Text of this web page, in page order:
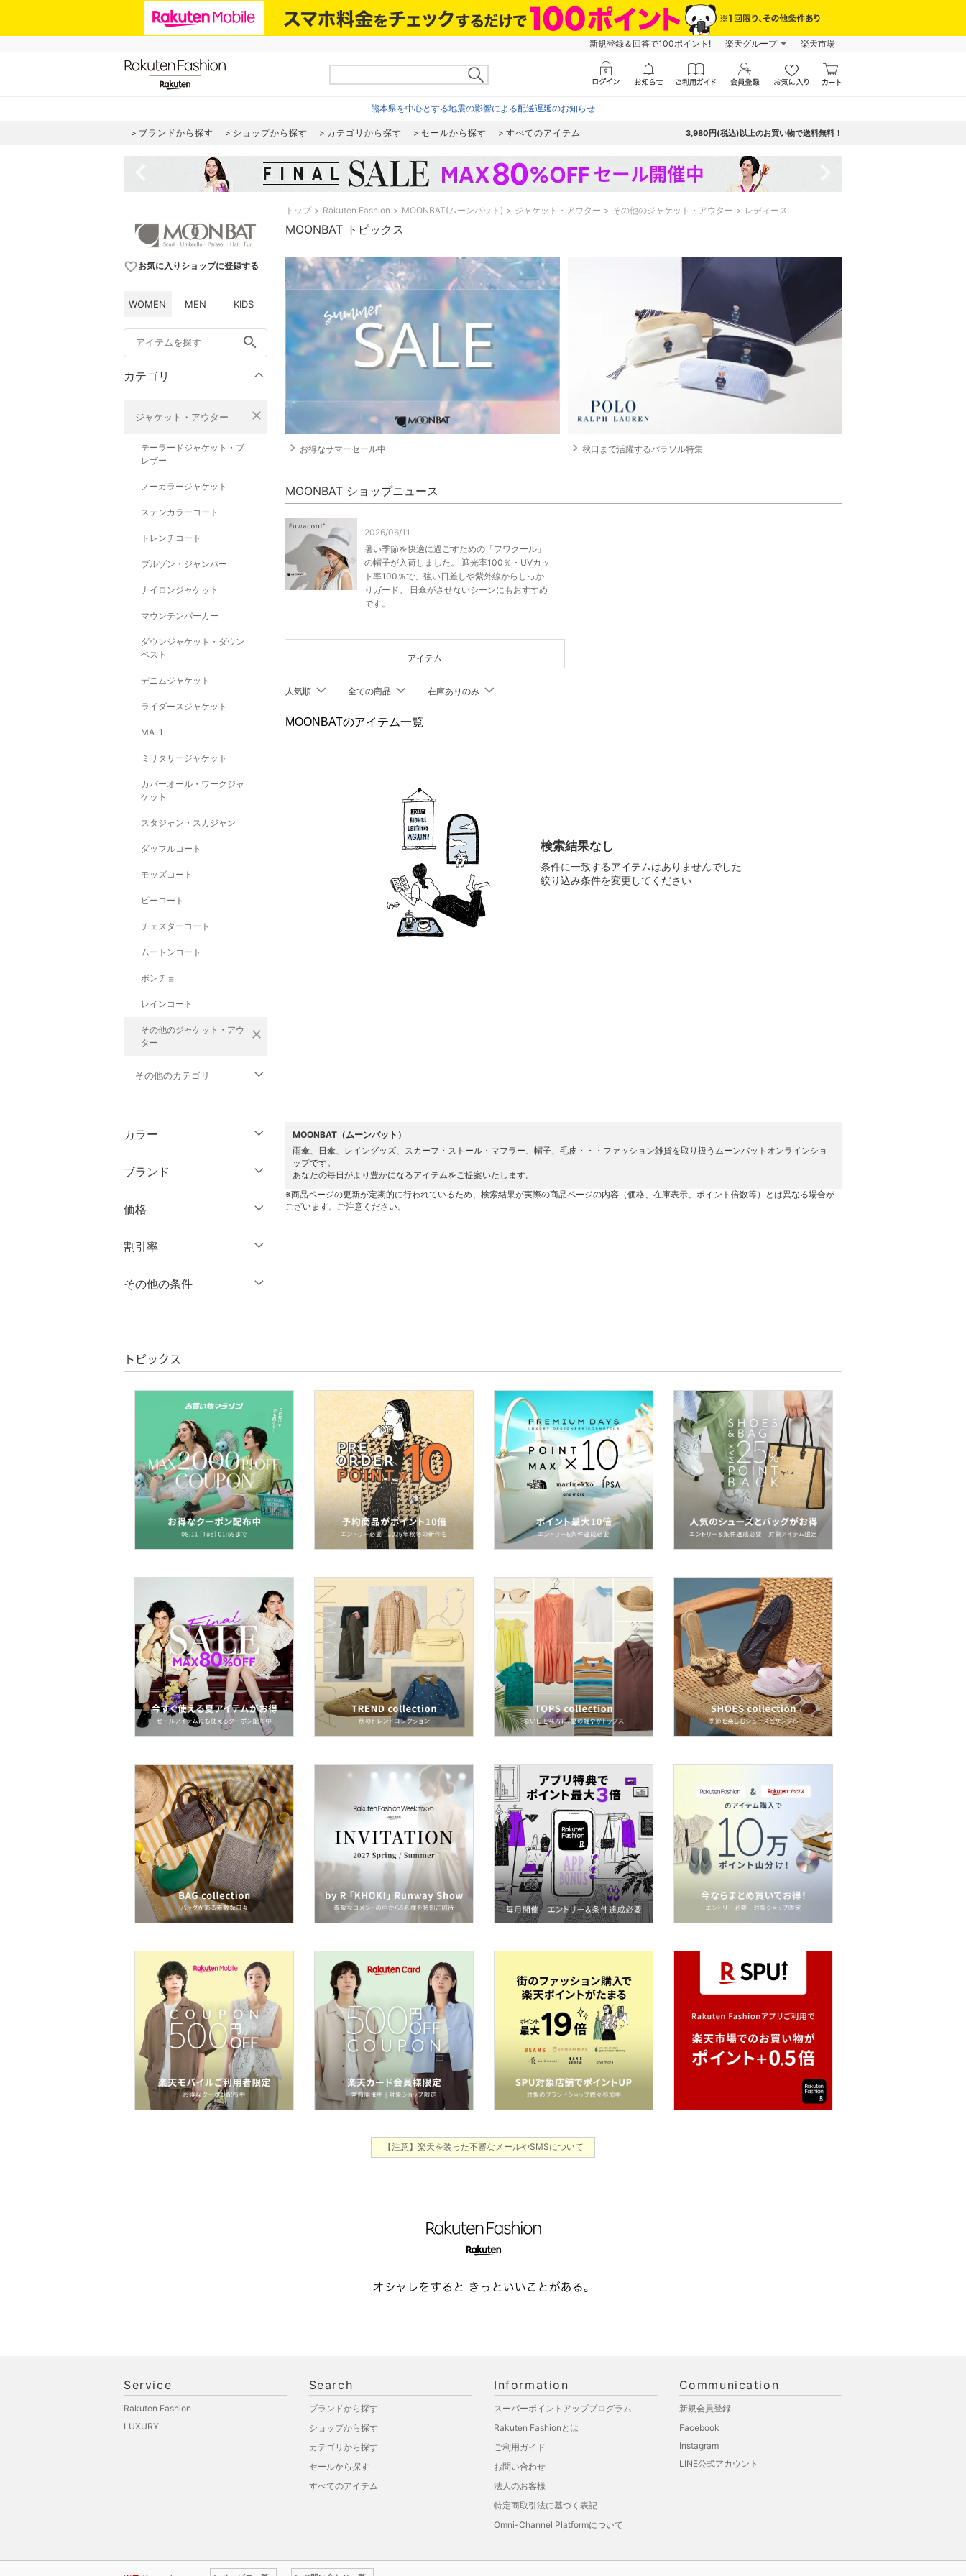
新規登録＆回答で100ポイント! 楽天グループ 楽天市場
熊本県を中心とする地震の影響による配送遅延のお知らせ
ブランドから探す ショップから探す カテゴリから探す セールから探す すべてのアイテム 3,980円(税込)以上のお買い物で送料無料！
favorite_borderお気に入りショップに登録する
WOMEN MEN KIDS
search
カテゴリ
ジャケット・アウター close
テーラードジャケット・ブ
レザー
ノーカラージャケット
ステンカラーコート
トレンチコート
ブルゾン・ジャンパー
ナイロンジャケット
マウンテンパーカー
ダウンジャケット・ダウン
ベスト
デニムジャケット
ライダースジャケット
MA-1
ミリタリージャケット
カバーオール・ワークジャ
ケット
スタジャン・スカジャン
ダッフルコート
モッズコート
ピーコート
チェスターコート
ムートンコート
ポンチョ
レインコート
その他のジャケット・アウ
ター
close
その他のカテゴリ
パンツ
ワンピース・ドレス
スカート
オールインワン・オーバ
バッグ
インナー・ルームウェア
靴下・レッグウェア
ファッション雑貨
アクセサリー・腕時計
財布・ポーチ・ケース
ー用品
スーツ・フォーマル
水着・スイムグッズ
着物・浴衣・和装小物
ベースメイク
メイクアップ
ネイル
ボディケア・オーラルケ
フレグランス
メイク道具・美容器具
コフレ・キット・セット
食器・調理器具・キッチ
ン用品
インテリア・生活雑貨
カラー
クリア
ブランド
価格
絞り込み
割引率
％OFF～ ％OFF
その他の条件
クリア 絞り込み
トップ Rakuten Fashion MOONBAT(ムーンバット) ジャケット・アウター その他のジャケット・アウター レディース
MOONBAT トピックス
navigate_next お得なサマーセール中 navigate_next 秋口まで活躍するパラソル特集
MOONBAT ショップニュース
2026/06/11
暑い季節を快適に過ごすための「フワクール」
の帽子が入荷しました。 遮光率100％・UVカッ
ト率100％で、強い日差しや紫外線からしっか
りガード。 日傘がさせないシーンにもおすすめ
です。
アイテム
人気順 全ての商品 在庫ありのみ
MOONBATのアイテム一覧
検索結果なし
条件に一致するアイテムはありませんでした
絞り込み条件を変更してください
MOONBAT（ムーンバット）
雨傘、日傘、レイングッズ、スカーフ・ストール・マフラー、帽子、毛皮・・・ファッション雑貨を取り扱うムーンバットオンラインショ
ップです。
あなたの毎日がより豊かになるアイテムをご提案いたします。
※商品ページの更新が定期的に行われているため、検索結果が実際の商品ページの内容（価格、在庫表示、ポイント倍数等）とは異なる場合が
ございます。ご注意ください。
トピックス
【注意】楽天を装った不審なメールやSMSについて
Service
Rakuten Fashion
LUXURY
Search
ブランドから探す
ショップから探す
カテゴリから探す
セールから探す
すべてのアイテム
Information
スーパーポイントアッププログラム
Rakuten Fashionとは
ご利用ガイド
お問い合わせ
法人のお客様
特定商取引法に基づく表記
Omni-Channel Platformについて
Communication
新規会員登録
Facebook
Instagram
LINE公式アカウント